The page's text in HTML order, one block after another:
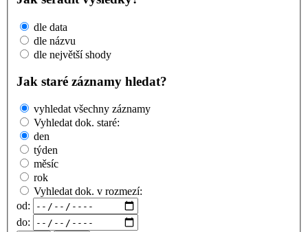
dle data
dle názvu
dle největší shody
Jak staré záznamy hledat?
vyhledat všechny záznamy
Vyhledat dok. staré:
den
týden
měsíc
rok
Vyhledat dok. v rozmezí:
od:
do: